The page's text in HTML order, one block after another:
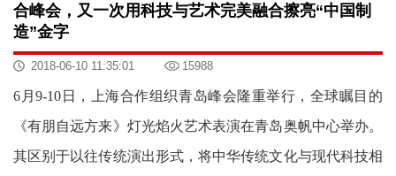
合峰会，又一次用科技与艺术完美融合擦亮“中国制
造”金字
2018-06-10 11:35:01 15988
6月9-10日，上海合作组织青岛峰会隆重举行，全球瞩目的
《有朋自远方来》灯光焰火艺术表演在青岛奥帆中心举办。
其区别于以往传统演出形式，将中华传统文化与现代科技相